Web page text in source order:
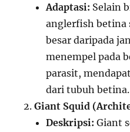
Adaptasi: Selain
anglerfish betina
besar daripada
menempel pada
parasit,
dari tubuh betina.
Giant Squid
Deskripsi: Giant